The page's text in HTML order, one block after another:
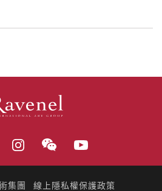
集團 線上隱私權保護政策